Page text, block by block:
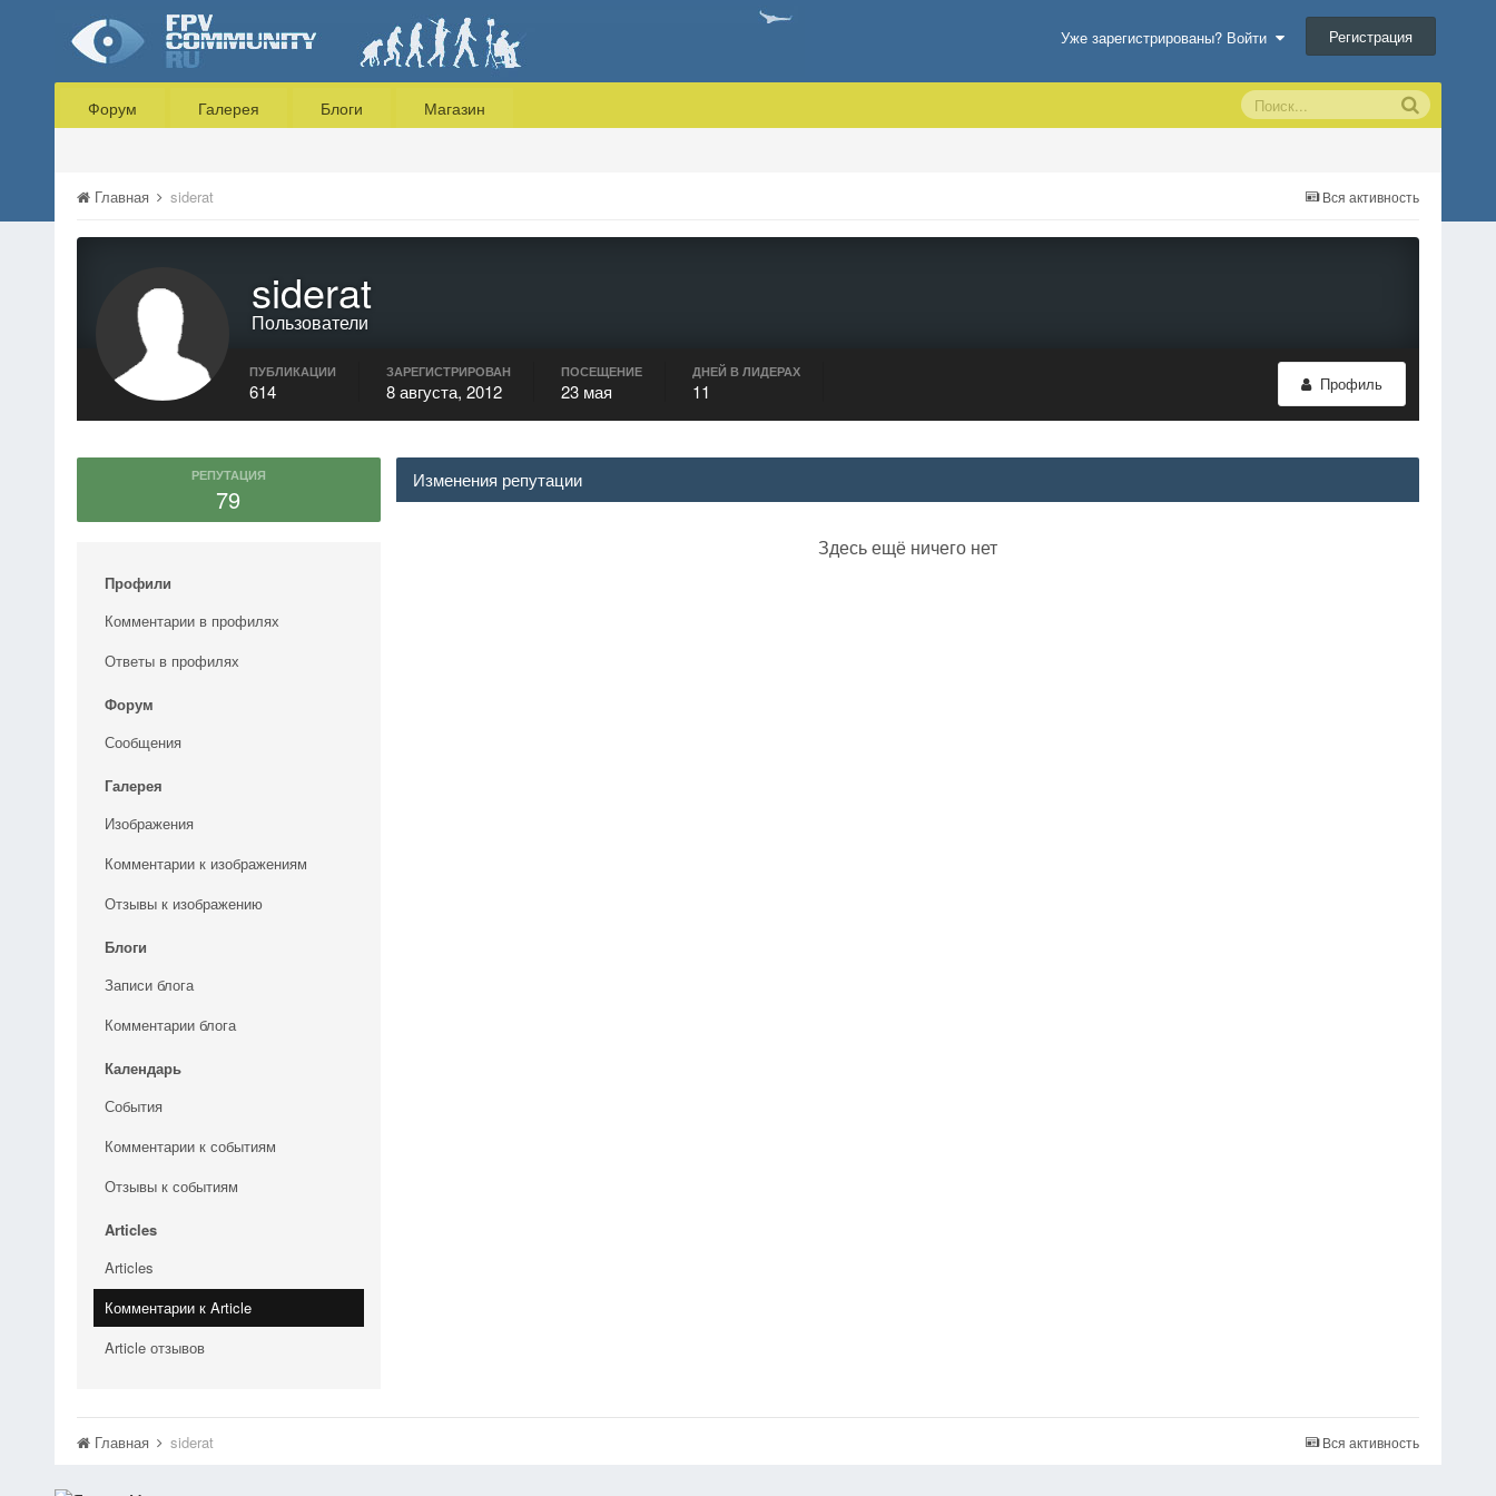
Уже зарегистрированы? Войти Регистрация
Форум Галерея Блоги Магазин
Вся активность
Главная siderat
siderat
Пользователи
Профиль
ПУБЛИКАЦИИ
614
ЗАРЕГИСТРИРОВАН
8 августа, 2012
ПОСЕЩЕНИЕ
23 мая
ДНЕЙ В ЛИДЕРАХ
11
РЕПУТАЦИЯ
79
Профили
Комментарии в профилях
Ответы в профилях
Форум
Сообщения
Галерея
Изображения
Комментарии к изображениям
Отзывы к изображению
Блоги
Записи блога
Комментарии блога
Календарь
События
Комментарии к событиям
Отзывы к событиям
Articles
Articles
Комментарии к Article
Article отзывов
Изменения репутации
Здесь ещё ничего нет
Вся активность
Главная siderat